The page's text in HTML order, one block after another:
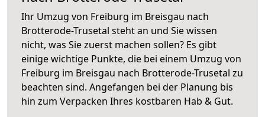
Ihr Umzug von Freiburg im Breisgau nach
Brotterode-Trusetal steht an und Sie wissen
nicht, was Sie zuerst machen sollen? Es gibt
einige wichtige Punkte, die bei einem Umzug von
Freiburg im Breisgau nach Brotterode-Trusetal zu
beachten sind. Angefangen bei der Planung bis
hin zum Verpacken Ihres kostbaren Hab & Gut.